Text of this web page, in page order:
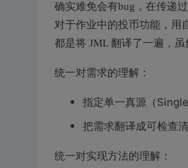
确实难免会有bug，在传递
对于作业中的投币功能，用
都是将 JML 翻译了一遍，
统一对需求的理解：
指定单一真源（
把需求翻译成可检查
统一对实现方法的理解：